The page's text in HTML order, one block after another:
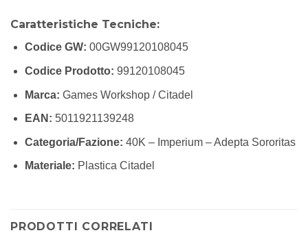
Caratteristiche Tecniche:
Codice GW: 00GW99120108045
Codice Prodotto: 99120108045
Marca: Games Workshop / Citadel
EAN: 5011921139248
Categoria/Fazione: 40K – Imperium – Adepta Sororitas
Materiale: Plastica Citadel
PRODOTTI CORRELATI